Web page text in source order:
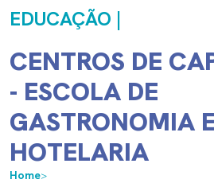
EDUCAÇÃO |
CENTROS DE
- ESCOLA DE
GASTRONOMIA E
HOTELARIA
Home>